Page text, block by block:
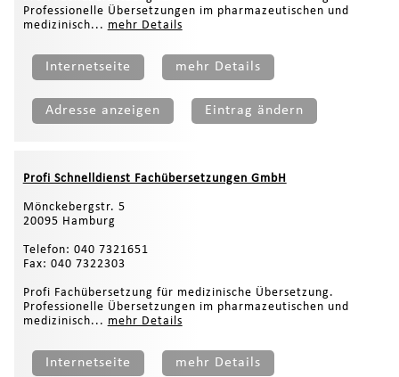
Professionelle Übersetzungen im pharmazeutischen und
medizinisch... mehr Details
Internetseite mehr Details
Adresse anzeigen Eintrag ändern
Profi Schnelldienst Fachübersetzungen GmbH
Mönckebergstr. 5
20095 Hamburg
Telefon: 040 7321651
Fax: 040 7322303
Profi Fachübersetzung für medizinische Übersetzung.
Professionelle Übersetzungen im pharmazeutischen und
medizinisch... mehr Details
Internetseite mehr Details